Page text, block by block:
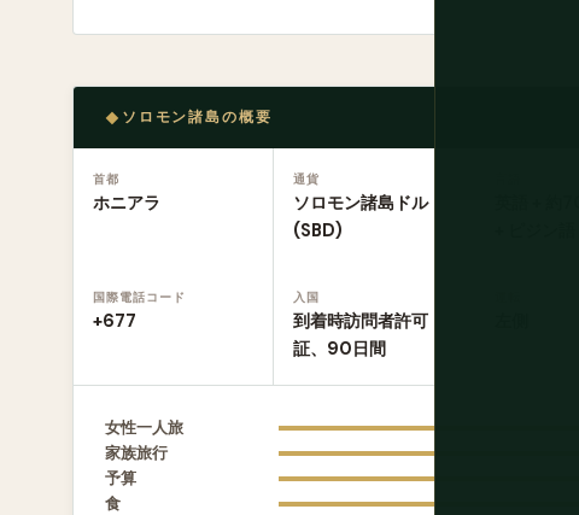
ソロモン諸島の概要
首都
ホニアラ
通貨
ソロモン諸島ドル
(SBD)
国際電話コード
+677
入国
到着時訪問者許可
証、90日間
女性一人旅
家族旅行
予算
食